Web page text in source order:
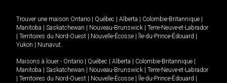
Trouver une maison Ontario Québec Alberta Colombie-Britannique
Manitoba
Saskatchewan Nouveau-Brunswick
Terre-Neuve-et-Labrador
Territoires du Nord-Ouest Nouvelle-Écosse Île-du-Prince-Édouard
Yukon
Nunavut.
Maisons à louer - Ontario Québec Alberta Colombie-Britannique
Manitoba
Saskatchewan Nouveau-Brunswick
Terre-Neuve-et-Labrador
Territoires du Nord-Ouest Nouvelle-Écosse Île-du-Prince-Édouard